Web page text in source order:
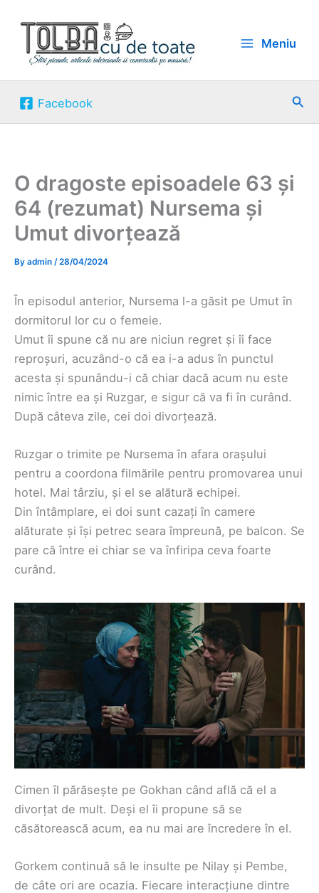
content
Meniu
Facebook
O dragoste episoadele 63 și
64 (rezumat) Nursema și
Umut divorțează
By admin /28/04/2024
În episodul anterior, Nursema l-a găsit pe Umut în
dormitorul lor cu o femeie.
Umut îi spune că nu are niciun regret și îi face
reproșuri, acuzând-o că ea i-a adus în punctul
acesta și spunându-i că chiar dacă acum nu este
nimic între ea și Ruzgar, e sigur că va fi în curând.
După câteva zile, cei doi divorțează.
Ruzgar o trimite pe Nursema în afara orașului
pentru a coordona filmările pentru promovarea unui
hotel. Mai târziu, și el se alătură echipei.
Din întâmplare, ei doi sunt cazați în camere
alăturate și își petrec seara împreună, pe balcon. Se
pare că între ei chiar se va înfiripa ceva foarte
curând.
Cimen îl părăsește pe Gokhan când află că el a
divorțat de mult. Deși el îi propune să se
căsătorească acum, ea nu mai are încredere în el.
Gorkem continuă să le insulte pe Nilay și Pembe,
de câte ori are ocazia. Fiecare interacțiune dintre